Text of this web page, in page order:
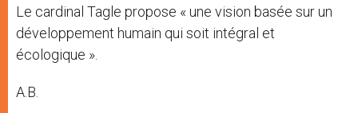
Le cardinal Tagle propose « une vision basée sur un
développement humain qui soit intégral et
écologique ».
A.B.